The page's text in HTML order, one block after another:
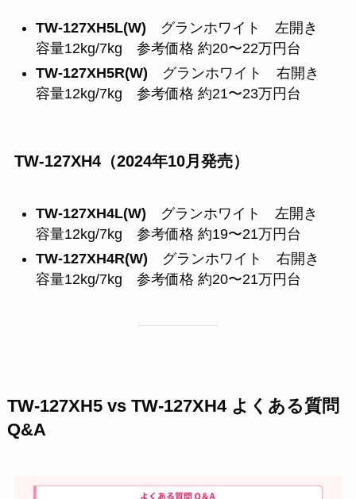
TW-127XH5L(W) グランホワイト 左開き
容量12kg/7kg 参考価格 約20〜22万円台
TW-127XH5R(W) グランホワイト 右開き
容量12kg/7kg 参考価格 約21〜23万円台
TW-127XH4（2024年10月発売）
TW-127XH4L(W) グランホワイト 左開き
容量12kg/7kg 参考価格 約19〜21万円台
TW-127XH4R(W) グランホワイト 右開き
容量12kg/7kg 参考価格 約20〜21万円台
TW-127XH5 vs TW-127XH4 よくある質問
Q&A